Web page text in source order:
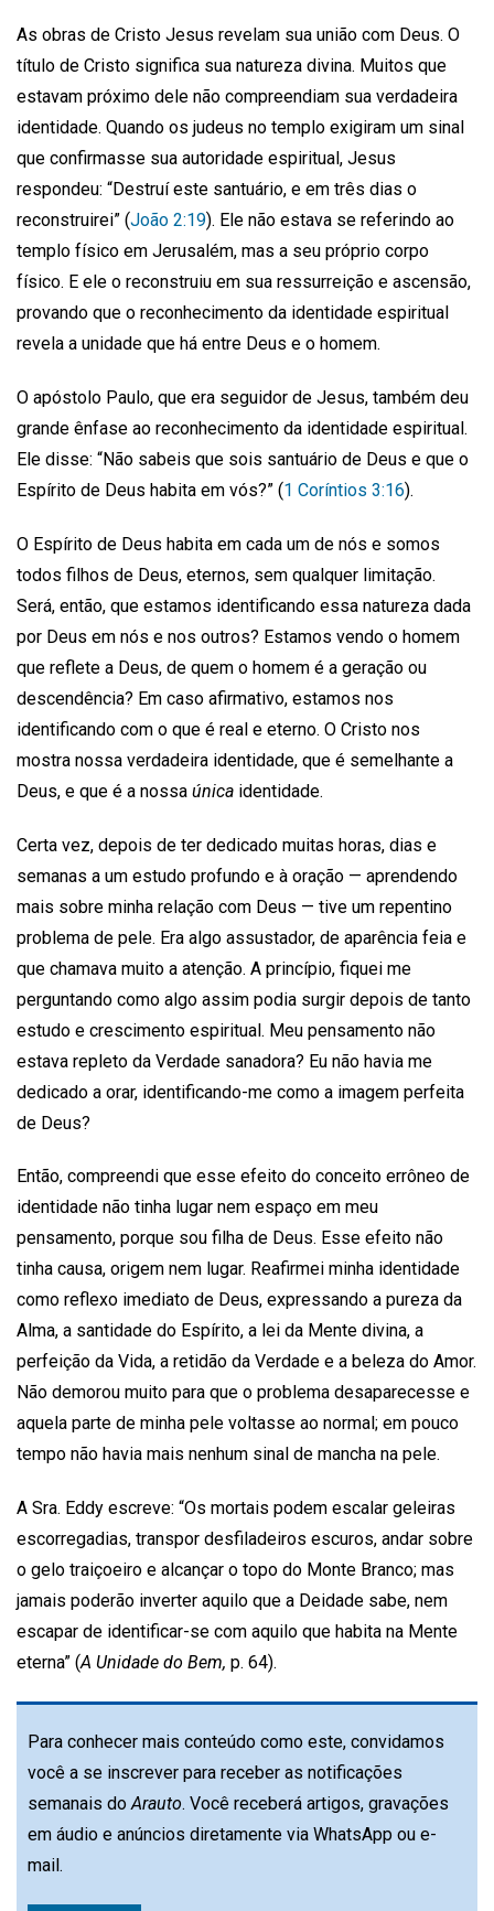
As obras de Cristo Jesus revelam sua união com Deus. O
título de Cristo significa sua natureza divina. Muitos que
estavam próximo dele não compreendiam sua verdadeira
identidade. Quando os judeus no templo exigiram um sinal
que confirmasse sua autoridade espiritual, Jesus
respondeu: “Destruí este santuário, e em três dias o
reconstruirei” (João 2:19). Ele não estava se referindo ao
templo físico em Jerusalém, mas a seu próprio corpo
físico. E ele o reconstruiu em sua ressurreição e ascensão,
provando que o reconhecimento da identidade espiritual
revela a unidade que há entre Deus e o homem.
O apóstolo Paulo, que era seguidor de Jesus, também deu
grande ênfase ao reconhecimento da identidade espiritual.
Ele disse: “Não sabeis que sois santuário de Deus e que o
Espírito de Deus habita em vós?” (1 Coríntios 3:16).
O Espírito de Deus habita em cada um de nós e somos
todos filhos de Deus, eternos, sem qualquer limitação.
Será, então, que estamos identificando essa natureza dada
por Deus em nós e nos outros? Estamos vendo o homem
que reflete a Deus, de quem o homem é a geração ou
descendência? Em caso afirmativo, estamos nos
identificando com o que é real e eterno. O Cristo nos
mostra nossa verdadeira identidade, que é semelhante a
Deus, e que é a nossa única identidade.
Certa vez, depois de ter dedicado muitas horas, dias e
semanas a um estudo profundo e à oração — aprendendo
mais sobre minha relação com Deus — tive um repentino
problema de pele. Era algo assustador, de aparência feia e
que chamava muito a atenção. A princípio, fiquei me
perguntando como algo assim podia surgir depois de tanto
estudo e crescimento espiritual. Meu pensamento não
estava repleto da Verdade sanadora? Eu não havia me
dedicado a orar, identificando-me como a imagem perfeita
de Deus?
Então, compreendi que esse efeito do conceito errôneo de
identidade não tinha lugar nem espaço em meu
pensamento, porque sou filha de Deus. Esse efeito não
tinha causa, origem nem lugar. Reafirmei minha identidade
como reflexo imediato de Deus, expressando a pureza da
Alma, a santidade do Espírito, a lei da Mente divina, a
perfeição da Vida, a retidão da Verdade e a beleza do Amor.
Não demorou muito para que o problema desaparecesse e
aquela parte de minha pele voltasse ao normal; em pouco
tempo não havia mais nenhum sinal de mancha na pele.
A Sra. Eddy escreve: “Os mortais podem escalar geleiras
escorregadias, transpor desfiladeiros escuros, andar sobre
o gelo traiçoeiro e alcançar o topo do Monte Branco; mas
jamais poderão inverter aquilo que a Deidade sabe, nem
escapar de identificar-se com aquilo que habita na Mente
eterna” (A Unidade do Bem, p. 64).
Para conhecer mais conteúdo como este, convidamos
você a se inscrever para receber as notificações
semanais doArauto. Você receberá artigos, gravações
em áudio e anúncios diretamente via WhatsApp ou e-
mail.